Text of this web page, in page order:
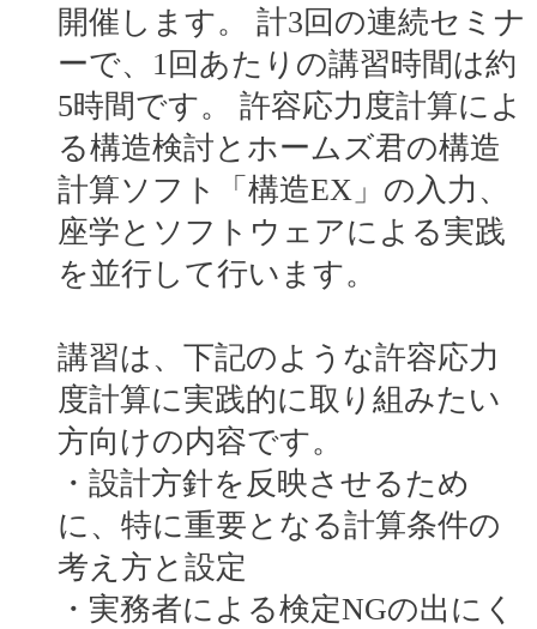
開催します。 計3回の連続セミナ
ーで、1回あたりの講習時間は約
5時間です。 許容応力度計算によ
る構造検討とホームズ君の構造
計算ソフト「構造EX」の入力、
座学とソフトウェアによる実践
を並行して行います。
講習は、下記のような許容応力
度計算に実践的に取り組みたい
方向けの内容です。
・設計方針を反映させるため
に、特に重要となる計算条件の
考え方と設定
・実務者による検定NGの出にく